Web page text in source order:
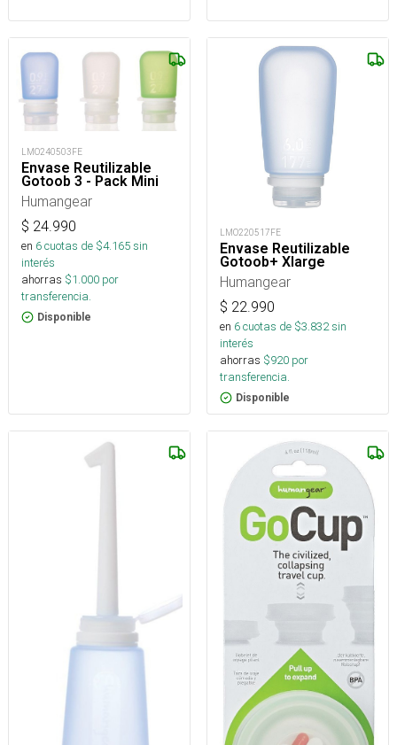
LMO240503FE
Envase Reutilizable
Gotoob 3 - Pack Mini
Humangear
$ 24.990
en 6cuotas de $4.165sin
interés
ahorras $1.000 por
transferencia.
Disponible
LMO220517FE
Envase Reutilizable
Gotoob+ Xlarge
Humangear
$ 22.990
en 6cuotas de $3.832sin
interés
ahorras $920 por
transferencia.
Disponible